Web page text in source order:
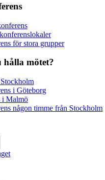
för stora grupper
mötet?
i Göteborg
i Malmö
någon timme från Stockholm